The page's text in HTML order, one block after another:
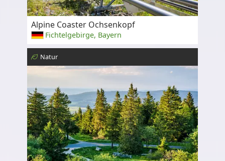
Alpine Coaster Ochsenkopf
Fichtelgebirge, Bayern
Natur